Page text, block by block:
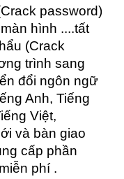
password)
hình ....tất
(Crack
trình sang
đổi ngôn ngữ
Anh, Tiếng
Việt,
và bàn giao
cấp phần
phí .